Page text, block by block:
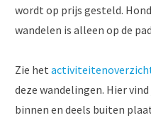
wordt op prijs gesteld.
wandelen is alleen op de
Zie het
deze wandelingen. Hier
binnen en deels buiten